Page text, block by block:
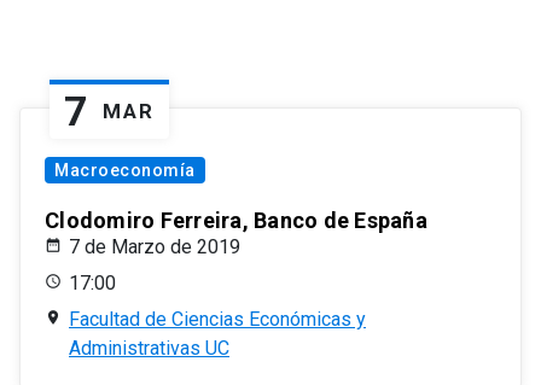
7 MAR
Macroeconomía
Clodomiro Ferreira, Banco de España
7 de Marzo de 2019
17:00
Facultad de Ciencias Económicas y
Administrativas UC